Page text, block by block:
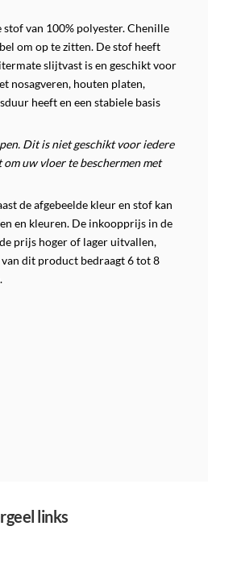
van 100% polyester. Chenille
om op te zitten. De stof heeft
slijtvast is en geschikt voor
nosagveren, houten platen,
heeft en een stabiele basis
Dit is niet geschikt voor iedere
uw vloer te beschermen met
de afgebeelde kleur en stof kan
en kleuren. De inkoopprijs in de
prijs hoger of lager uitvallen,
dit product bedraagt 6 tot 8
links